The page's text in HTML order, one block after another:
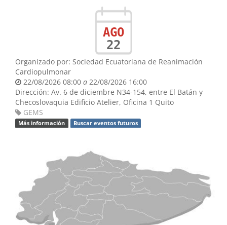
AGO
22
Organizado por: Sociedad Ecuatoriana de Reanimación
Cardiopulmonar
22/08/2026 08:00 a 22/08/2026 16:00
Dirección: Av. 6 de diciembre N34-154, entre El Batán y
Checoslovaquia Edificio Atelier, Oficina 1 Quito
GEMS
Más información Buscar eventos futuros